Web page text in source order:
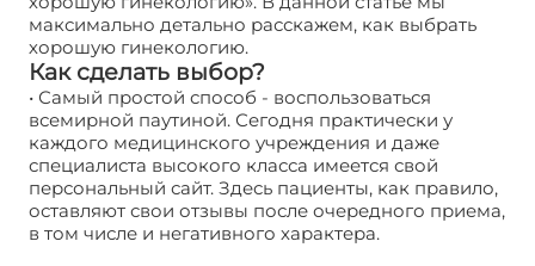
максимально детально расскажем, как выбрать
хорошую гинекологию.
Как сделать выбор?
• Самый простой способ - воспользоваться
всемирной паутиной. Сегодня практически у
каждого медицинского учреждения и даже
специалиста высокого класса имеется свой
персональный сайт. Здесь пациенты, как правило,
оставляют свои отзывы после очередного приема,
в том числе и негативного характера.